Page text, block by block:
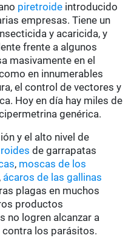
piretroide introducido
empresas. Tiene un
y acaricida, y
frente a algunos
masivamente en el
en innumerables
el control de vectores y
Hoy en día hay miles de
genérica.
y el alto nivel de
de garrapatas
, moscas de los
, ácaros de las gallinas
plagas en muchos
productos
no logren alcanzar a
contra los parásitos.